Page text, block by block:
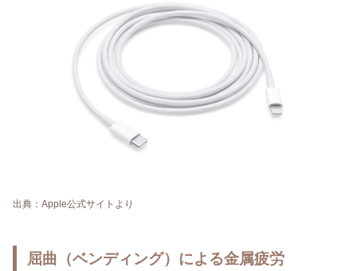
出典：Apple公式サイトより
屈曲（ベンディング）による金属疲労